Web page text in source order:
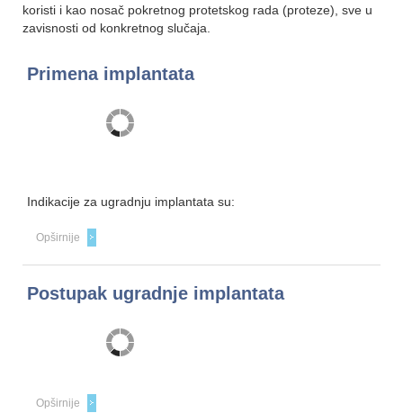
koristi i kao nosač pokretnog protetskog rada (proteze), sve u
zavisnosti od konkretnog slučaja.
Primena implantata
Indikacije za ugradnju implantata su:
Opširnije
Postupak ugradnje implantata
Opširnije